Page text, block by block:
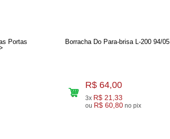
Portas
Borracha Do Para-brisa L-200 94/05
R$ 64,00
3x R$ 21,33
ou R$ 60,80 no pix